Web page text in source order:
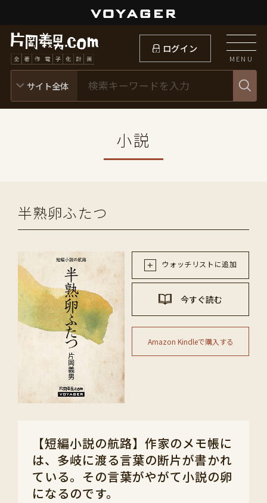
ログイン
MENU
小説
半熟卵ふたつ
ウォッチリストに追加
今すぐ読む
Amazon Kindleで購入する
【短編小説の航路】作家のメモ帳に
は、多岐に渡る言葉の断片が書かれ
ている。その言葉がやがて小説の卵
になるのです。